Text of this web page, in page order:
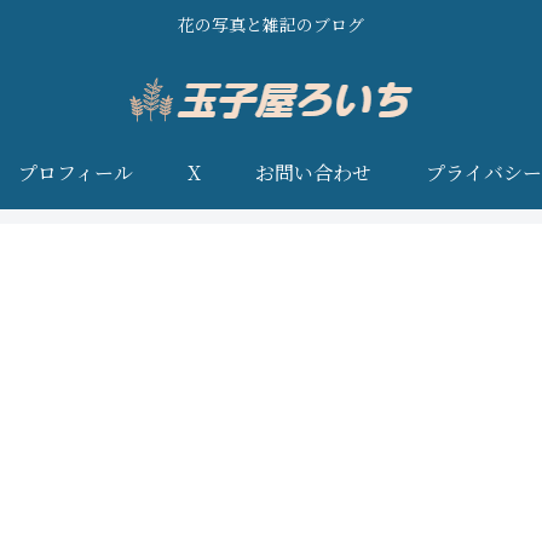
花の写真と雑記のブログ
プロフィール X お問い合わせ プライバシ